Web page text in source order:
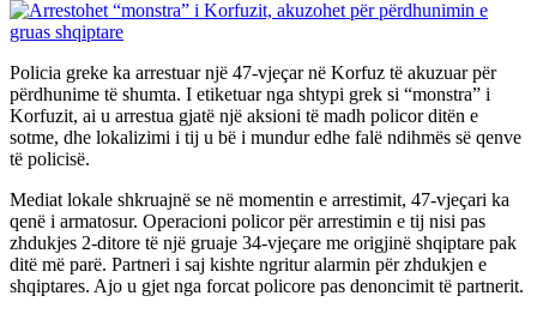
Policia greke ka arrestuar një 47-vjeçar në Korfuz të akuzuar për
përdhunime të shumta. I etiketuar nga shtypi grek si “monstra” i
Korfuzit, ai u arrestua gjatë një aksioni të madh policor ditën e
sotme, dhe lokalizimi i tij u bë i mundur edhe falë ndihmës së qenve
të policisë.
Mediat lokale shkruajnë se në momentin e arrestimit, 47-vjeçari ka
qenë i armatosur. Operacioni policor për arrestimin e tij nisi pas
zhdukjes 2-ditore të një gruaje 34-vjeçare me origjinë shqiptare pak
ditë më parë. Partneri i saj kishte ngritur alarmin për zhdukjen e
shqiptares. Ajo u gjet nga forcat policore pas denoncimit të partnerit.